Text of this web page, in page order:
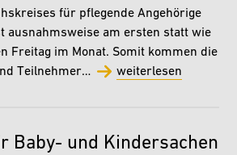
für pflegende Angehörige
ausnahmsweise am ersten statt wie
Freitag im Monat. Somit kommen die
Teilnehmer…
weiterlesen
Baby- und Kindersachen